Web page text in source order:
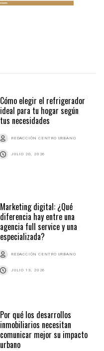
Cómo elegir el refrigerador
ideal para tu hogar según
tus necesidades
REDACCIÓN CENTRO URBANO
JULIO 20, 2026
Marketing digital: ¿Qué
diferencia hay entre una
agencia full service y una
especializada?
REDACCIÓN CENTRO URBANO
JULIO 13, 2026
Por qué los desarrollos
inmobiliarios necesitan
comunicar mejor su impacto
urbano